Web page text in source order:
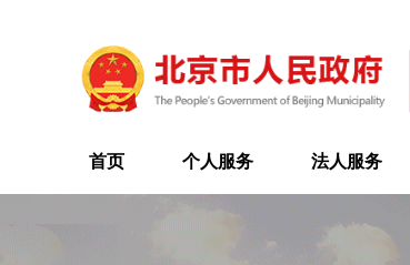
首页 个人服务 法人服务